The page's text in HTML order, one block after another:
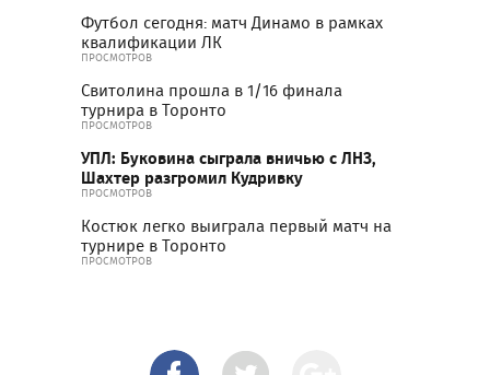
Футбол сегодня: матч Динамо в рамках
квалификации ЛК
ПРОСМОТРОВ
Свитолина прошла в 1/16 финала
турнира в Торонто
ПРОСМОТРОВ
УПЛ: Буковина сыграла вничью с ЛНЗ,
Шахтер разгромил Кудривку
ПРОСМОТРОВ
Костюк легко выиграла первый матч на
турнире в Торонто
ПРОСМОТРОВ